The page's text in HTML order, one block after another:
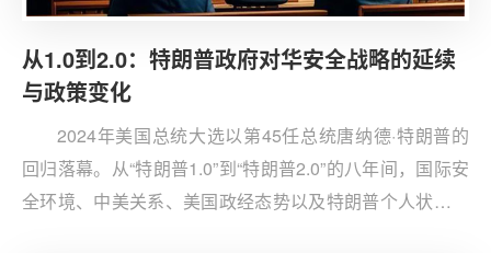
从1.0到2.0：特朗普政府对华安全战略的延续
与政策变化
2024年美国总统大选以第45任总统唐纳德·特朗普的
回归落幕。从“特朗普1.0”到“特朗普2.0”的八年间，国际安
全环境、中美关系、美国政经态势以及特朗普个人状态等